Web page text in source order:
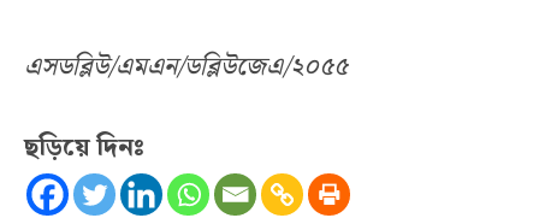
এসডব্লিউ/এমএন/ডব্লিউজেএ/২০৫৫
ছড়িয়ে দিনঃ